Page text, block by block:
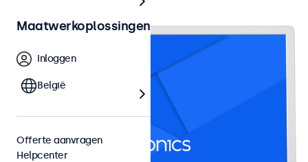
Maatwerkoplossingen
Inloggen
België
Offerte aanvragen
Helpcenter